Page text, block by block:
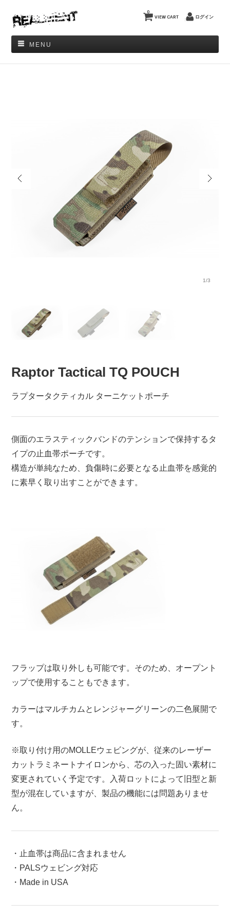
VIEW CART
0
ログイン
MENU
1/3
Raptor Tactical TQ POUCH
ラプタータクティカル ターニケットポーチ
側面のエラスティックバンドのテンションで保持するタ
イプの止血帯ポーチです。
構造が単純なため、負傷時に必要となる止血帯を感覚的
に素早く取り出すことができます。
フラップは取り外しも可能です。そのため、オープント
ップで使用することもできます。
カラーはマルチカムとレンジャーグリーンの二色展開で
す。
※取り付け用のMOLLEウェビングが、従来のレーザー
カットラミネートナイロンから、芯の入った固い素材に
変更されていく予定です。入荷ロットによって旧型と新
型が混在していますが、製品の機能には問題ありませ
ん。
・止血帯は商品に含まれません
・PALSウェビング対応
・Made in USA